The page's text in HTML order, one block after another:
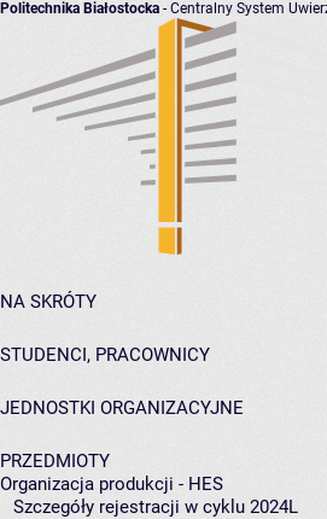
Politechnika Białostocka - Centralny System
NA SKRÓTY
STUDENCI, PRACOWNICY
JEDNOSTKI ORGANIZACYJNE
PRZEDMIOTY
Organizacja produkcji - HES
Szczegóły rejestracji w cyklu 2024L